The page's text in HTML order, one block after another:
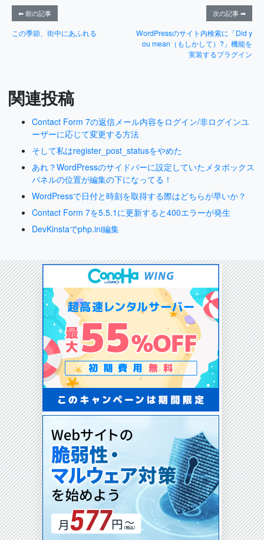
⬅ 前の記事
この季節、街中にあふれる
次の記事 ➡
WordPressのサイト内検索に「Did y
ou mean（もしかして）?」機能を
実装するプラグイン
関連投稿
Contact Form 7の返信メール内容をログイン/非ログインユ
ーザーに応じて変更する方法
そして私はregister_post_statusをやめた
あれ？WordPressのサイドバーに設定していたメタボックス
パネルの位置が編集の下になってる！
WordPressで日付と時刻を取得する際はどちらが早いか？
Contact Form 7を5.5.1に更新すると400エラーが発生
DevKinstaでphp.ini編集